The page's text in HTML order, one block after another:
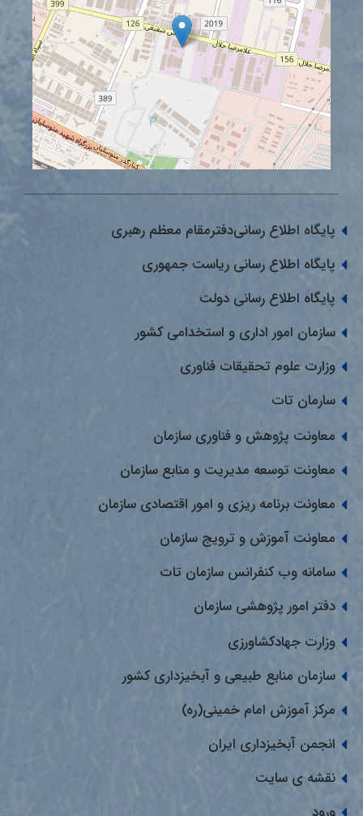
پایگاه اطلاع رسانی‌دفترمقام معظم رهبری
پایگاه اطلاع رسانی ریاست جمهوری
پایگاه اطلاع رسانی دولت
سازمان امور اداری و استخدامی کشور
وزارت علوم تحقیقات فناوری
سارمان تات
معاونت پژوهش و فناوری سازمان
معاونت توسعه مدیریت و منابع سازمان
معاونت برنامه ریزی و امور اقتصادی سازمان
معاونت آموزش و ترویج سازمان
سامانه وب کنفرانس سازمان تات
دفتر امور پژوهشی سازمان
وزارت جهادکشاورزی
سازمان منابع طبیعی و آبخیزداری کشور
مرکز آموزش امام خمینی(ره)
انجمن آبخیزداری ایران
نقشه ی سایت